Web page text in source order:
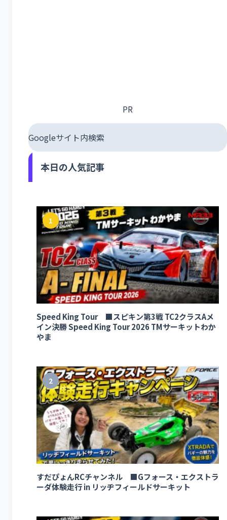
PR
Googleサイト内検索
本日の人気記事
1
Speed King Tour ■スピキン第3戦 TC2クラスAメ
イン決勝 Speed King Tour 2026 TMサーキットわか
やま
2
すだぴょんRCチャンネル ■Gフォース・エクストラ
ーダ体験走行 in リッヂフィールドサーキット